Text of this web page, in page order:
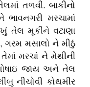
તળવી. બાકીનો
મરચામાં
તેલ મૂકીને વટાણા
ગરમ મસાલો ને મીઠું
મરચાં ને મેથીની
જાય અને તેલ
નીચોવી કોથમીર